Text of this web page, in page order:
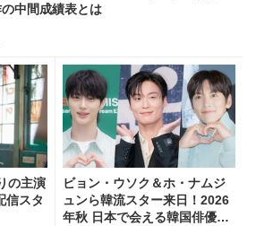
中間成績表とは
の主演
信スタ
ビョン・ウソク＆ホ・ナムジ
ュンら韓流スター来日！2026
年秋 日本で会える韓国俳優10